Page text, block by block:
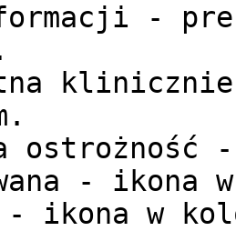
-
- ikona
- ikona w